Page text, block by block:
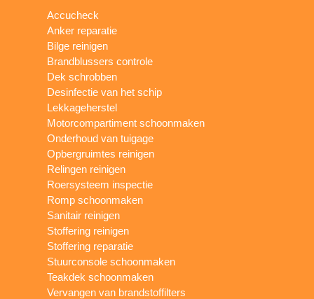
Accucheck
Anker reparatie
Bilge reinigen
Brandblussers controle
Dek schrobben
Desinfectie van het schip
Lekkageherstel
Motorcompartiment schoonmaken
Onderhoud van tuigage
Opbergruimtes reinigen
Relingen reinigen
Roersysteem inspectie
Romp schoonmaken
Sanitair reinigen
Stoffering reinigen
Stoffering reparatie
Stuurconsole schoonmaken
Teakdek schoonmaken
Vervangen van brandstoffilters